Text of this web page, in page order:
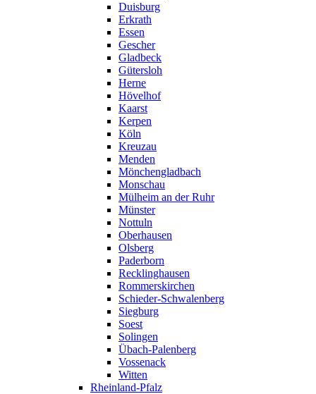
Duisburg
Erkrath
Essen
Gescher
Gladbeck
Gütersloh
Herne
Hövelhof
Kaarst
Kerpen
Köln
Kreuzau
Menden
Mönchengladbach
Monschau
Mülheim an der Ruhr
Münster
Nottuln
Oberhausen
Olsberg
Paderborn
Recklinghausen
Rommerskirchen
Schieder-Schwalenberg
Siegburg
Soest
Solingen
Übach-Palenberg
Vossenack
Witten
Rheinland-Pfalz